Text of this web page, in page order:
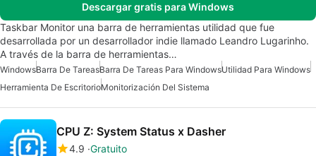
Descargar gratis para Windows
Taskbar Monitor una barra de herramientas utilidad que fue
desarrollada por un desarrollador indie llamado Leandro Lugarinho.
A través de la barra de herramientas…
WindowsBarra De TareasBarra De Tareas Para WindowsUtilidad Para Windows
Herramienta De EscritorioMonitorización Del Sistema
CPU Z: System Status x Dasher
4.9 Gratuito